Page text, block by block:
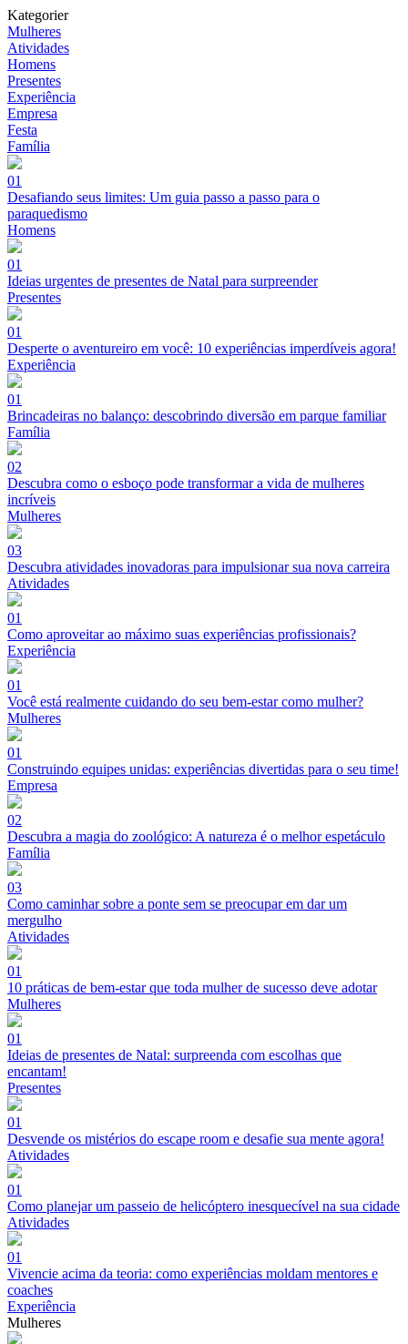
Kategorier
Mulheres
Atividades
Homens
Presentes
Experiência
Empresa
Festa
Família
01
Desafiando seus limites: Um guia passo a passo para o
paraquedismo
Homens
01
Ideias urgentes de presentes de Natal para surpreender
Presentes
01
Desperte o aventureiro em você: 10 experiências imperdíveis agora!
Experiência
01
Brincadeiras no balanço: descobrindo diversão em parque familiar
Família
02
Descubra como o esboço pode transformar a vida de mulheres
incríveis
Mulheres
03
Descubra atividades inovadoras para impulsionar sua nova carreira
Atividades
01
Como aproveitar ao máximo suas experiências profissionais?
Experiência
01
Você está realmente cuidando do seu bem-estar como mulher?
Mulheres
01
Construindo equipes unidas: experiências divertidas para o seu time!
Empresa
02
Descubra a magia do zoológico: A natureza é o melhor espetáculo
Família
03
Como caminhar sobre a ponte sem se preocupar em dar um
mergulho
Atividades
01
10 práticas de bem-estar que toda mulher de sucesso deve adotar
Mulheres
01
Ideias de presentes de Natal: surpreenda com escolhas que
encantam!
Presentes
01
Desvende os mistérios do escape room e desafie sua mente agora!
Atividades
01
Como planejar um passeio de helicóptero inesquecível na sua cidade
Atividades
01
Vivencie acima da teoria: como experiências moldam mentores e
coaches
Experiência
Mulheres